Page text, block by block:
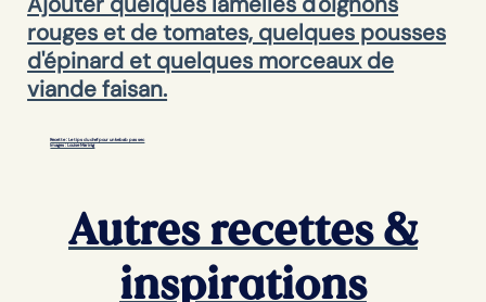
rouges et de tomates, quelques pousses
d'épinard et quelques morceaux de
viande faisan.
Recette : Le tips du chef pour un kebab pas sec
Images : Louise Marinig
Autres recettes &
inspirations